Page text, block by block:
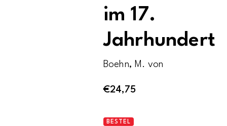
im 17.
Jahrhundert
Boehn, M. von
€24,75
Die
BESTEL